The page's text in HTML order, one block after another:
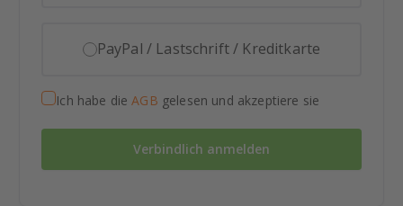
PayPal / Lastschrift / Kreditkarte
Ich habe dieAGB gelesen und akzeptiere sie
Verbindlich anmelden